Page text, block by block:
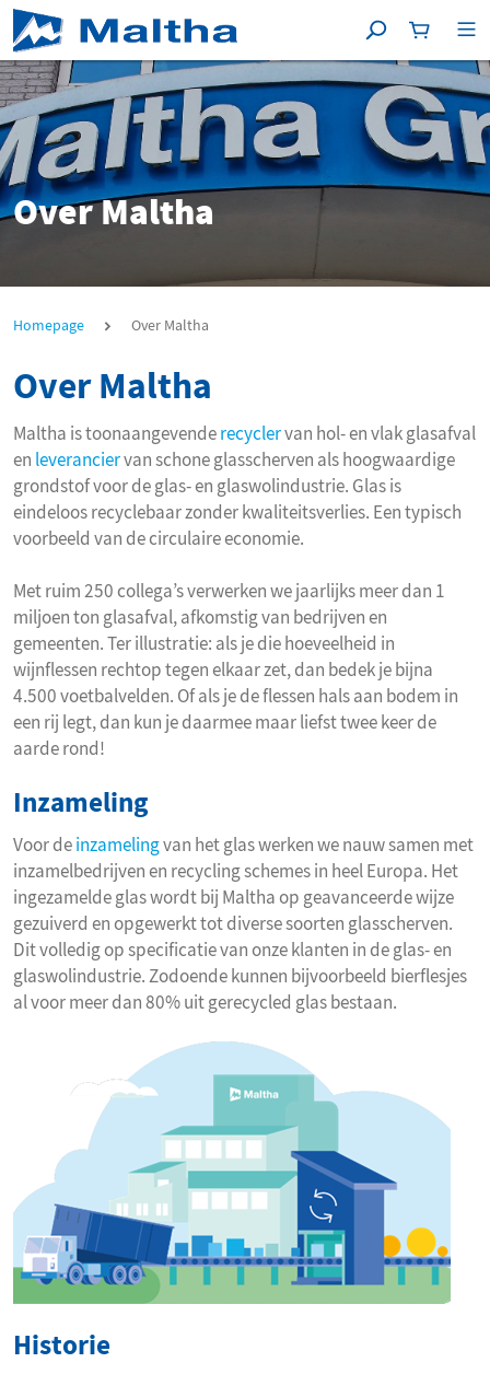
Over Maltha
Homepage Over Maltha
Over Maltha
Over Maltha
Maltha is toonaangevenderecyclervan hol- en vlak glasafval
en leveranciervan schone glasscherven als hoogwaardige
grondstof voor de glas- en glaswolindustrie. Glas is
eindeloos recyclebaar zonder kwaliteitsverlies. Een typisch
voorbeeld van de circulaire economie.
Met ruim 250 collega’s verwerken we jaarlijks meer dan 1
miljoen ton glasafval, afkomstig van bedrijven en
gemeenten. Ter illustratie: als je die hoeveelheid in
wijnflessen rechtop tegen elkaar zet, dan bedek je bijna
4.500 voetbalvelden. Of als je de flessen hals aan bodem in
een rij legt, dan kun je daarmee maar liefst twee keer de
aarde rond!
Inzameling
Voor deinzamelingvan het glas werken we nauw samen met
inzamelbedrijven en recycling schemes in heel Europa. Het
ingezamelde glas wordt bij Maltha op geavanceerde wijze
gezuiverd en opgewerkt tot diverse soorten glasscherven.
Dit volledig op specificatie van onze klanten in de glas- en
glaswolindustrie. Zodoende kunnen bijvoorbeeld bierflesjes
al voor meer dan 80% uit gerecycled glas bestaan.
Historie